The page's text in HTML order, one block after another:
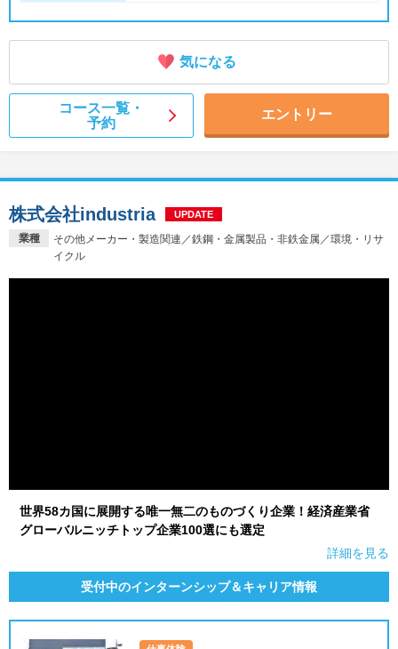
気になる
コース一覧・
予約
エントリー
業種
その他メーカー・製造関連／鉄鋼・金属製品・非鉄金属／環境・リサ
イクル
株式会社industria UPDATE
世界58カ国に展開する唯一無二のものづくり企業！経済産業省
グローバルニッチトップ企業100選にも選定
詳細を見る
受付中のインターンシップ＆キャリア情報